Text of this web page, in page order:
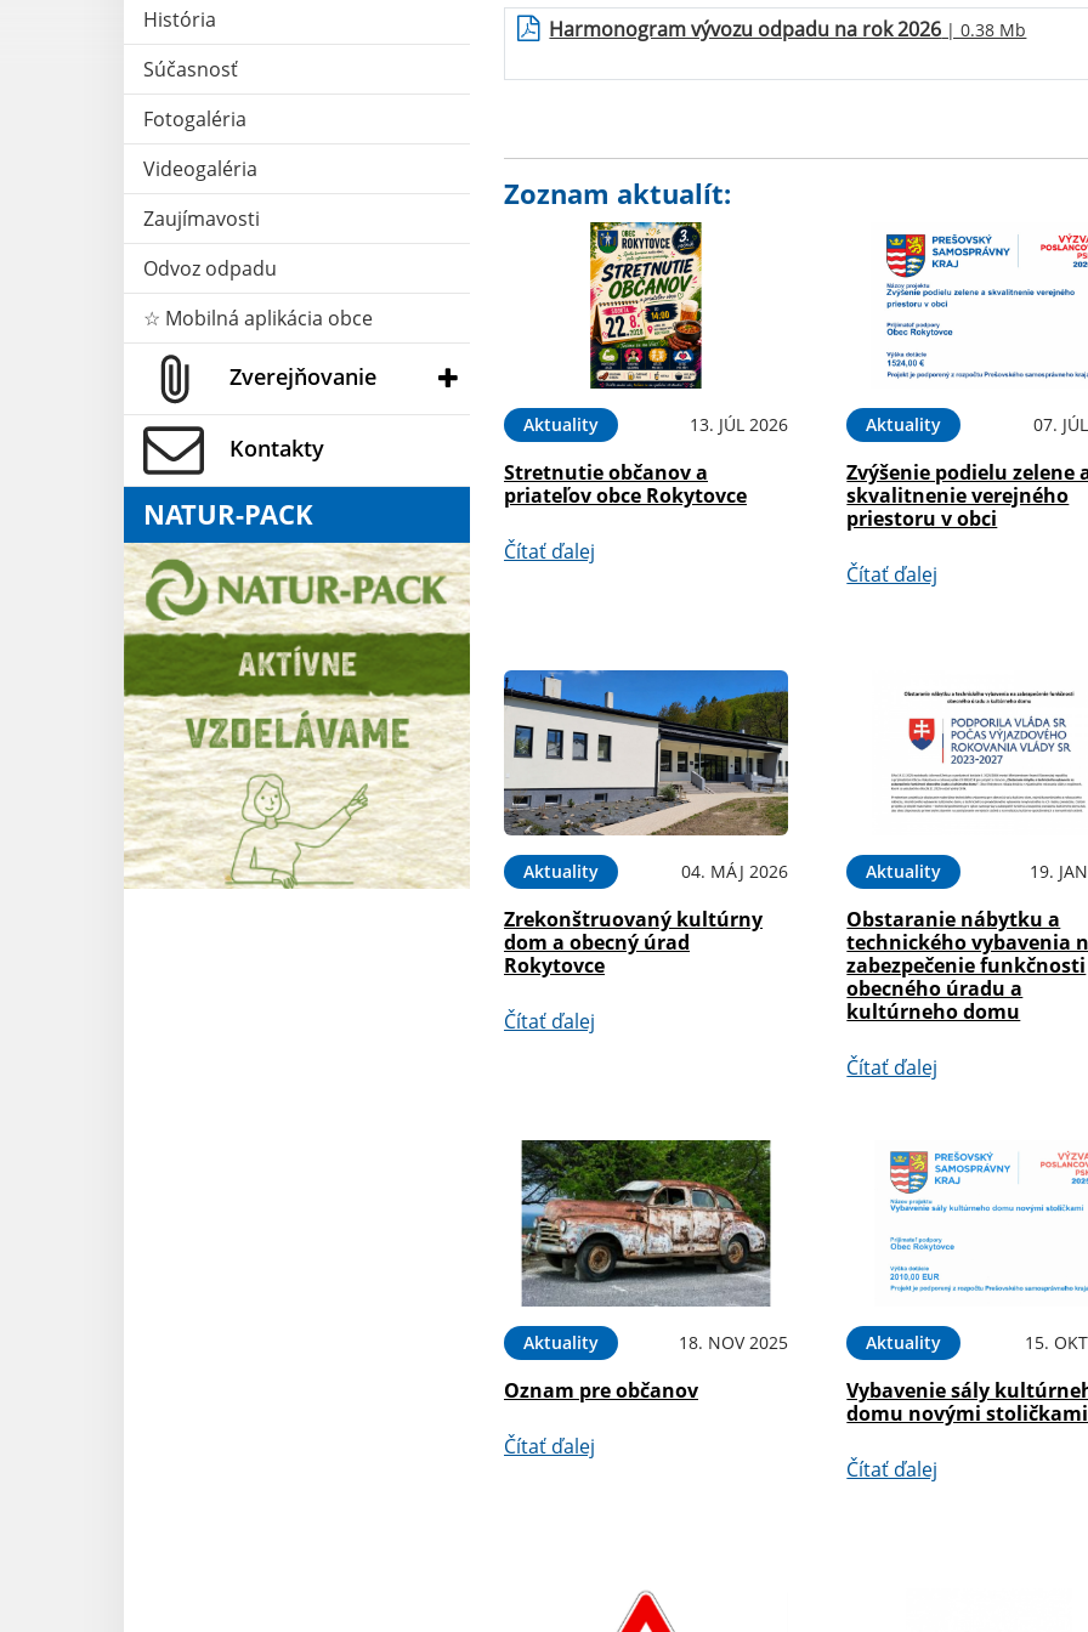
História
Súčasnosť
Fotogaléria
Videogaléria
Zaujímavosti
Odvoz odpadu
☆ Mobilná aplikácia obce
Zverejňovanie
Kontakty
NATUR-PACK
Harmonogram vývozu odpadu na rok 2026 | 0.38 Mb
Zoznam aktualít:
Aktuality 13. JÚL 2026
Stretnutie občanov a
priateľov obce Rokytovce
Čítať ďalej
Aktuality 07.
Zvýšenie podielu zelene
skvalitnenie verejného
priestoru v obci
Čítať ďalej
Aktuality 04. MÁJ 2026
Zrekonštruovaný kultúrny
dom a obecný úrad
Rokytovce
Čítať ďalej
Aktuality 19.
Obstaranie nábytku a
technického vybavenia
zabezpečenie funkčnosti
obecného úradu a
kultúrneho domu
Čítať ďalej
Aktuality 18. NOV 2025
Oznam pre občanov
Čítať ďalej
Aktuality 15.
Vybavenie sály
domu novými stoličkami
Čítať ďalej